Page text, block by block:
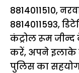
8814011510,
8814011593,
कंट्रोल रूम जीन्द
करें, अपने इलाके
पुलिस का